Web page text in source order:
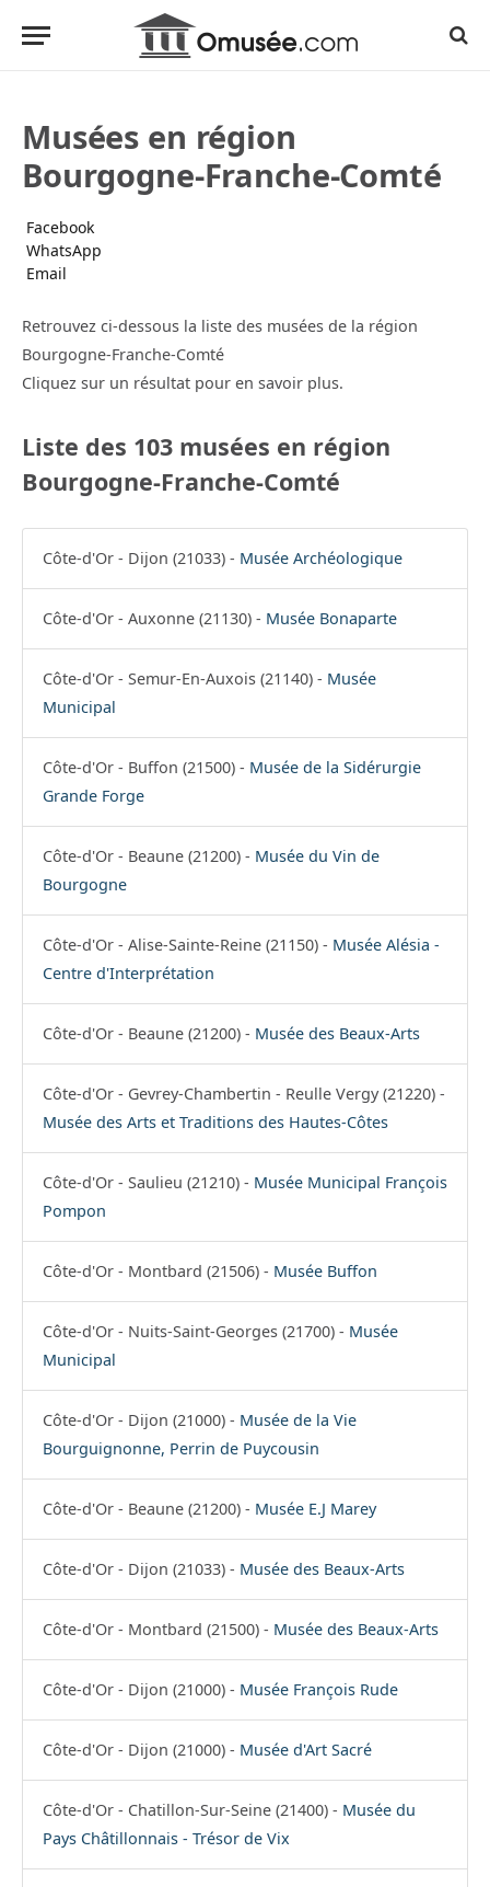
Musées en région
Bourgogne-Franche-Comté
Facebook
WhatsApp
Email
Retrouvez ci-dessous la liste des musées de la région
Bourgogne-Franche-Comté
Cliquez sur un résultat pour en savoir plus.
Liste des 103 musées en région
Bourgogne-Franche-Comté
Côte-d'Or - Dijon (21033) - Musée Archéologique
Côte-d'Or - Auxonne (21130) - Musée Bonaparte
Côte-d'Or - Semur-En-Auxois (21140) - Musée
Municipal
Côte-d'Or - Buffon (21500) - Musée de la Sidérurgie
Grande Forge
Côte-d'Or - Beaune (21200) - Musée du Vin de
Bourgogne
Côte-d'Or - Alise-Sainte-Reine (21150) - Musée Alésia -
Centre d'Interprétation
Côte-d'Or - Beaune (21200) - Musée des Beaux-Arts
Côte-d'Or - Gevrey-Chambertin - Reulle Vergy (21220) -
Musée des Arts et Traditions des Hautes-Côtes
Côte-d'Or - Saulieu (21210) - Musée Municipal François
Pompon
Côte-d'Or - Montbard (21506) - Musée Buffon
Côte-d'Or - Nuits-Saint-Georges (21700) - Musée
Municipal
Côte-d'Or - Dijon (21000) - Musée de la Vie
Bourguignonne, Perrin de Puycousin
Côte-d'Or - Beaune (21200) - Musée E.J Marey
Côte-d'Or - Dijon (21033) - Musée des Beaux-Arts
Côte-d'Or - Montbard (21500) - Musée des Beaux-Arts
Côte-d'Or - Dijon (21000) - Musée François Rude
Côte-d'Or - Dijon (21000) - Musée d'Art Sacré
Côte-d'Or - Chatillon-Sur-Seine (21400) - Musée du
Pays Châtillonnais - Trésor de Vix